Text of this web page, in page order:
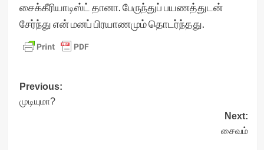
சைக்கீரியாடிஸ்ட் தானா. பேருந்துப் பயணத்துடன்
சேர்ந்து என் மனப் பிரயாணமும் தொடர்ந்தது.
Post
navigation
Previous:
முடியுமா?
Next:
சைவம்